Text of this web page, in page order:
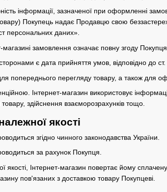
інформації, зазначеної при оформленні
Покупець надає Продавцю свою
персональних даних».
замовлення означає повну згоду
є дата прийняття умов, відповідно до
попереднього перегляду товару, а також для
Інтернет-магазин використовує
здійснення взаєморозрахунків тощо.
якості
згідно чинного законодавства України.
за рахунок Покупця.
Інтернет-магазин повертає йому
пов'язаних з доставкою товару Покупцеві.